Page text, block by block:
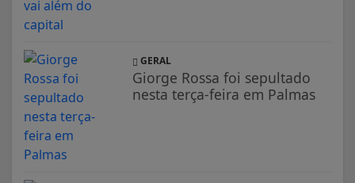
GERAL
Giorge Rossa foi sepultado
nesta terça-feira em Palmas